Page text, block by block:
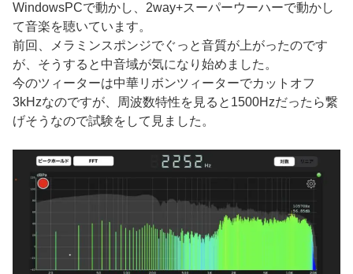
WindowsPCで動かし、2way+スーパーウーハーで動かし
て音楽を聴いています。
前回、メラミンスポンジでぐっと音質が上がったのです
が、そうすると中音域が気になり始めました。
今のツィーターは中華リボンツィーターでカットオフ
3kHzなのですが、周波数特性を見ると1500Hzだったら繋
げそうなので試験をして見ました。